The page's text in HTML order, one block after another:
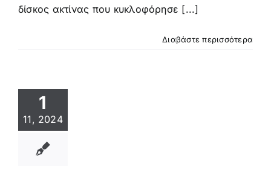
δίσκος ακτίνας που κυκλοφόρησε [...]
Διαβάστε περισσότερα
1
11, 2024